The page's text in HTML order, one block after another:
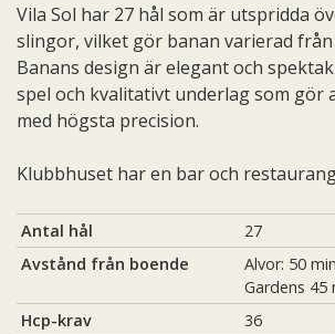
Vila Sol har 27 hål som är utspridda
slingor, vilket gör banan varierad
Banans design är elegant och
spel och kvalitativt underlag som gör
med högsta precision.
Klubbhuset har en bar och
Antal hål
27
Avstånd från boende
Alvor: 50
Gardens 45
Hcp-krav
36